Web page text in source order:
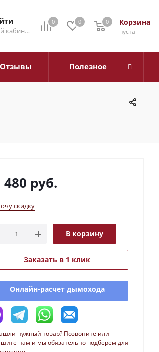
0 0 Корзина
0
пуста
0
Мой кабинет
Отзывы Полезное
480 руб.
скидку
В корзину
Заказать в 1 клик
Онлайн-расчет дымохода
нужный товар? Позвоните или
нам и мы обязательно подберем для